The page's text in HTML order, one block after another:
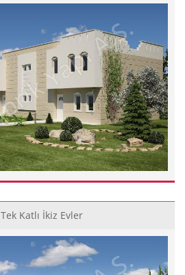
Tek Katlı İkiz Evler